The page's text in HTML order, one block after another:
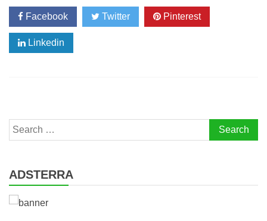
Facebook Twitter Pinterest
Linkedin
Search
for:
ADSTERRA